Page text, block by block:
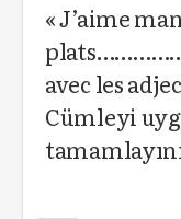
« J’aime
avec les
Cümleyi